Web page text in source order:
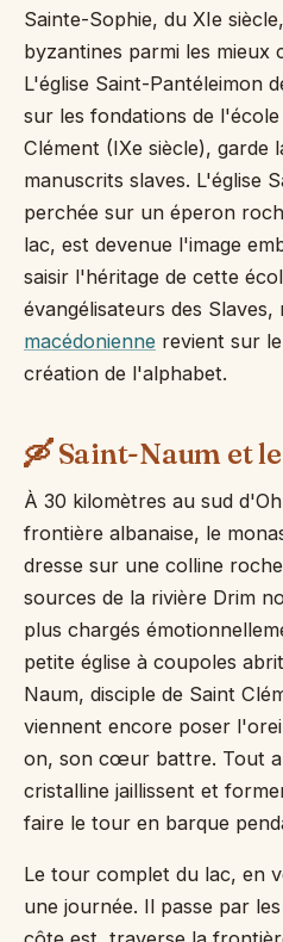
Sainte-Sophie, du XIe
byzantines parmi les mieux
L'église Saint-Pantéleimon
sur les fondations de
Clément (IXe siècle), garde
manuscrits slaves. L'église
perchée sur un éperon
lac, est devenue l'image
saisir l'héritage de cette
évangélisateurs des Slaves,
macédonienne revient sur
création de l'alphabet.
🛶 Saint-Naum et
À 30 kilomètres au sud
frontière albanaise, le
dresse sur une colline
sources de la rivière Drim
plus chargés
petite église à coupoles
Naum, disciple de Saint
viennent encore poser
on, son cœur battre. Tout
cristalline jaillissent et
faire le tour en barque
Le tour complet du lac, en
une journée. Il passe par